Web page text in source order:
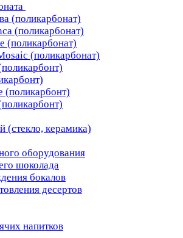
(поликарбонат)
(поликарбонат)
(поликарбонат)
(поликарбонат)
(поликарбонт)
(стекло, керамика)
оборудования
шоколада
бокалов
десертов
напитков